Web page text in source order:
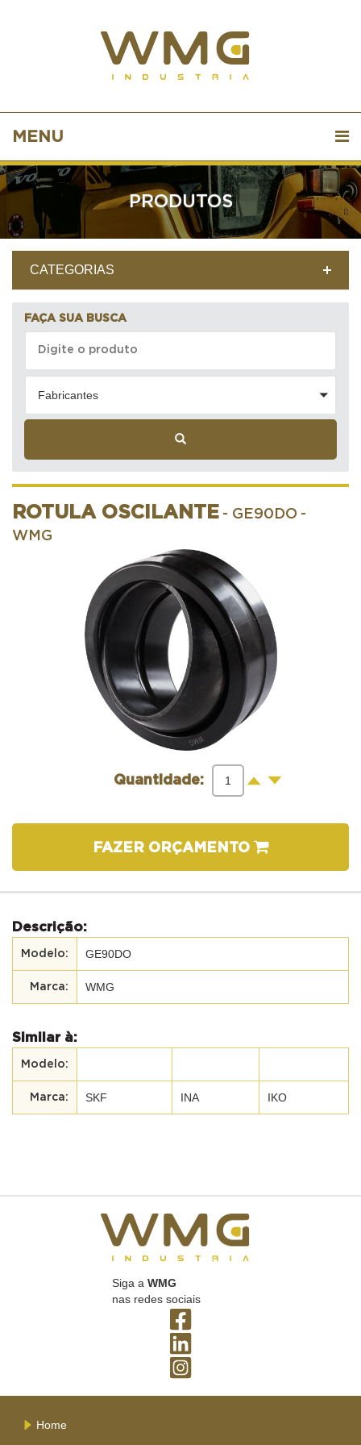
MENU
PRODUTOS
CATEGORIAS
FAÇA SUA BUSCA
Fabricantes
ROTULA OSCILANTE - GE90DO -
WMG
Quantidade: + -
FAZER ORÇAMENTO
Descrição:
GE90DO
WMG
Similar à:
SKF INA IKO
Siga a WMG
nas redes sociais
Home